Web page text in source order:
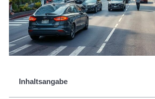
Inhaltsangabe